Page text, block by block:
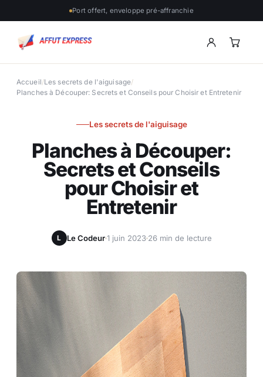
Port offert, enveloppe pré-affranchie
Accueil/Les secrets de l'aiguisage/
Planches à Découper: Secrets et Conseils pour Choisir et Entretenir
Les secrets de l'aiguisage
Planches à Découper:
Secrets et Conseils
pour Choisir et
Entretenir
L Le Codeur1 juin 202326 min de lecture